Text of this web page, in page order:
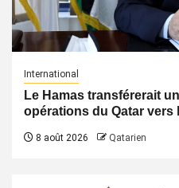
International
Le Hamas transférerait
opérations du Qatar vers
8 août 2026 Qatarien